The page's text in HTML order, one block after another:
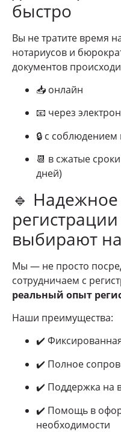
быстро
Вы не тратите время
нотариусов и
документов
📥 онлайн
📧 через
🔒 с
📆 в сжатые
дней)
🔹 Надежное
выбирают
Мы — не просто
сотрудничаем с
реальный опыт
Наши преимущества:
✔️
✔️ Полное
✔️ Поддержка на
✔️ Помощь в
необходимости